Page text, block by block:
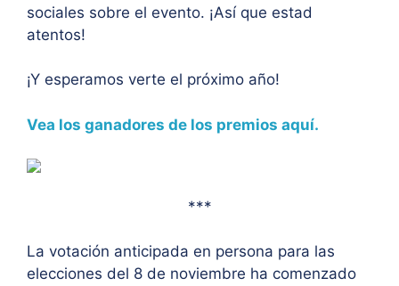
sociales sobre el evento. ¡Así que estad
atentos!
¡Y esperamos verte el próximo año!
Vea los ganadores de los premios aquí.
***
La votación anticipada en persona para las
elecciones del 8 de noviembre ha comenzado